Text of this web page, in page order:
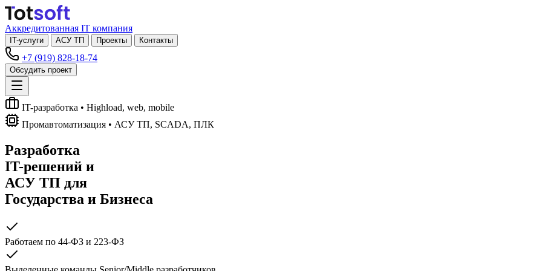
Аккредитованная IT компания
IT-услуги АСУ ТП Проекты Контакты
+7 (919) 828-18-74
Обсудить проект
IT-разработка • Highload, web, mobile
Промавтоматизация • АСУ ТП, SCADA, ПЛК
Разработка
IT-решений и
АСУ ТП для
Государства и Бизнеса
Работаем по 44-ФЗ и 223-ФЗ